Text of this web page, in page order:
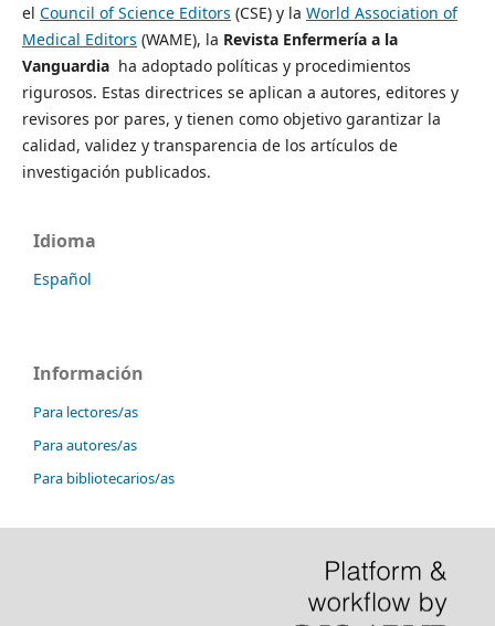
el Council of Science Editors (CSE) y la World Association of
Medical Editors (WAME), la Revista Enfermería a la
Vanguardiaha adoptado políticas y procedimientos
rigurosos. Estas directrices se aplican a autores, editores y
revisores por pares, y tienen como objetivo garantizar la
calidad, validez y transparencia de los artículos de
investigación publicados.
Idioma
Español
Información
Para lectores/as
Para autores/as
Para bibliotecarios/as